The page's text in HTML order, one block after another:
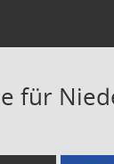
für